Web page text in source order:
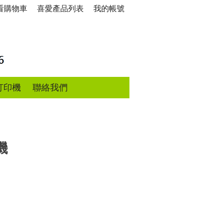
我的帳號
喜愛產品列表
購物車
印機 聯絡我們